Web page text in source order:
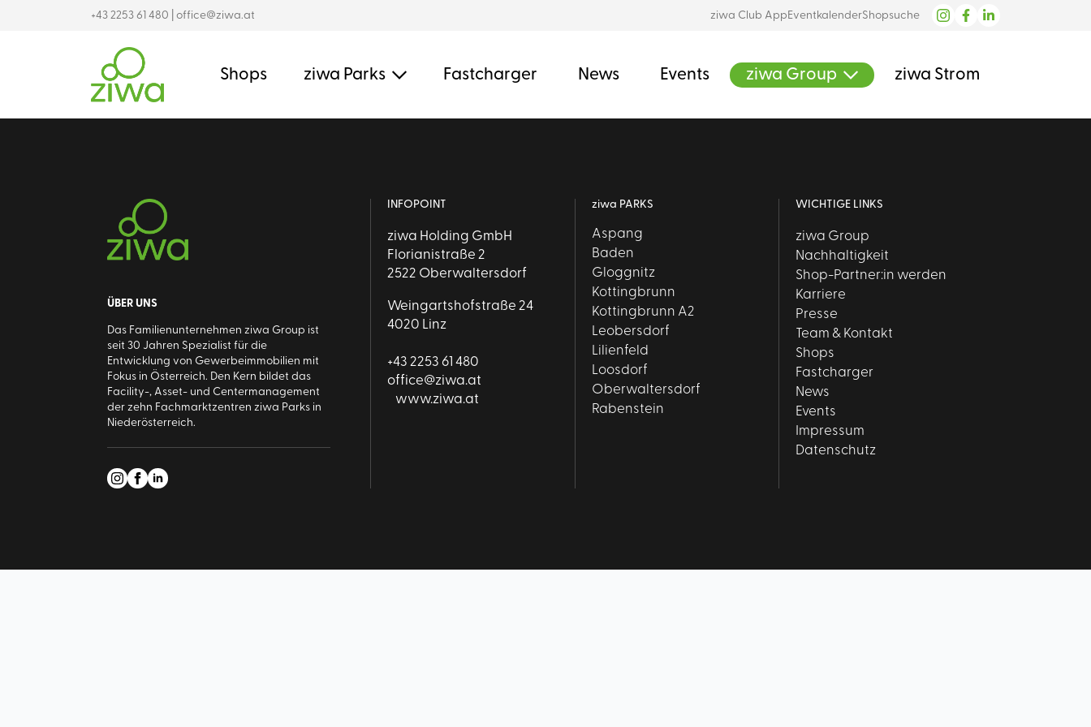
+43 2253 61 480 office@ziwa.at ziwa Club App EventkalenderShopsuche
Shops ziwa Parks Fastcharger News Events ziwa Group ziwa Strom
ÜBER UNS
Das Familienunternehmen ziwa Group ist
seit 30 Jahren Spezialist für die
Entwicklung von Gewerbeimmobilien mit
Fokus in Österreich. Den Kern bildet das
Facility-, Asset- und Centermanagement
der zehn Fachmarktzentren ziwa Parks in
Niederösterreich.
INFOPOINT
ziwa Holding GmbH
Florianistraße 2
2522 Oberwaltersdorf
Weingartshofstraße 24
4020 Linz
+43 2253 61 480
office@ziwa.at
www.ziwa.at
ziwa PARKS
Aspang
Baden
Gloggnitz
Kottingbrunn
Kottingbrunn A2
Leobersdorf
Lilienfeld
Loosdorf
Oberwaltersdorf
Rabenstein
WICHTIGE LINKS
ziwa Group
Nachhaltigkeit
Shop-Partner:in werden
Karriere
Presse
Team & Kontakt
Shops
Fastcharger
News
Events
Impressum
Datenschutz